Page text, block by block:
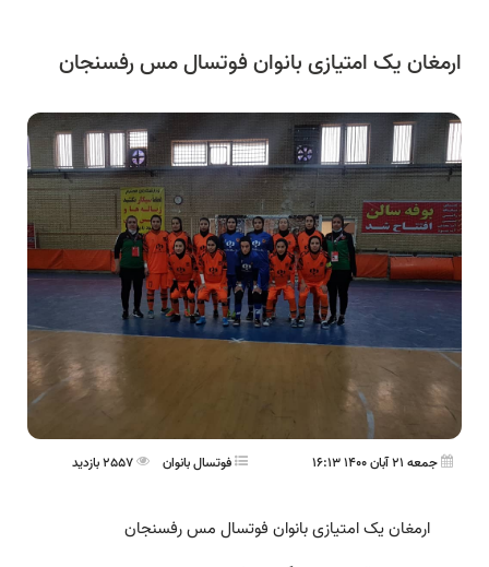
ارمغان یک امتیازی بانوان فوتسال مس رفسنجان
جمعه 21 آبان 1400 16:13 فوتسال بانوان
ارمغان یک امتیازی بانوان فوتسال مس رفسنجان